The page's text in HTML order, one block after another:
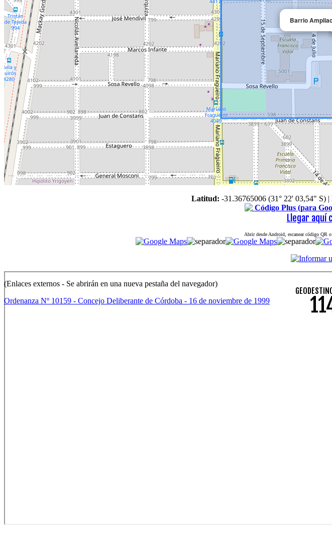
Barrio
Latitud: -31.36765006 (31° 22' 03,54" S) |
Código Plus (para
Llegar aquí
Abrir desde Android, escanear código QR
(Enlaces externos - Se abrirán en una nueva pestaña del navegador)
Ordenanza Nº 10159 - Concejo Deliberante de Córdoba - 16 de noviembre de 1999